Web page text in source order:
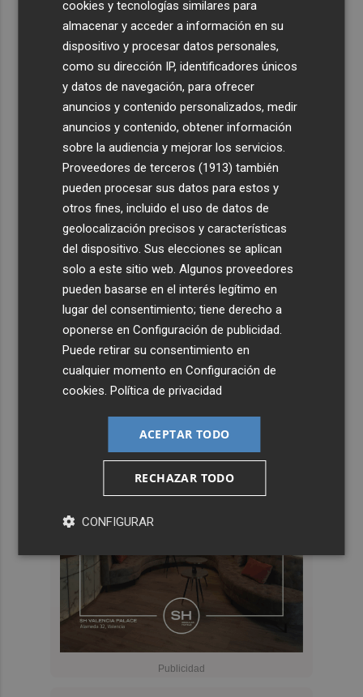
cookies y tecnologías similares para
almacenar y acceder a información en su
dispositivo y procesar datos personales,
como su dirección IP, identificadores únicos
y datos de navegación, para ofrecer
anuncios y contenido personalizados, medir
anuncios y contenido, obtener información
sobre la audiencia y mejorar los servicios.
Proveedores de terceros (1913) también
pueden procesar sus datos para estos y
otros fines, incluido el uso de datos de
geolocalización precisos y características
del dispositivo. Sus elecciones se aplican
solo a este sitio web. Algunos proveedores
pueden basarse en el interés legítimo en
lugar del consentimiento; tiene derecho a
oponerse enConfiguración de publicidad.
Puede retirar su consentimiento en
cualquier momento enConfiguración de
cookies.Política de privacidad
ACEPTAR TODO
RECHAZAR TODO
CONFIGURAR